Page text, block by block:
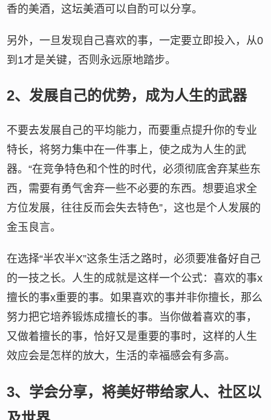
香的美酒，这坛美酒可以自酌可以分享。
另外，一旦发现自己喜欢的事，一定要立即投入，从0
到1才是关键，否则永远原地踏步。
2、发展自己的优势，成为人生的武器
不要去发展自己的平均能力，而要重点提升你的专业
特长，将努力集中在一件事上，使之成为人生的武
器。“在竞争特色和个性的时代，必须彻底舍弃某些东
西，需要有勇气舍弃一些不必要的东西。想要追求全
方位发展，往往反而会失去特色”，这也是个人发展的
金玉良言。
在选择“半农半X”这条生活之路时，必须要准备好自己
的一技之长。人生的成就是这样一个公式：喜欢的事x
擅长的事x重要的事。如果喜欢的事并非你擅长，那么
努力把它培养锻炼成擅长的事。当你做着喜欢的事，
又做着擅长的事，恰好又是重要的事时，这样的人生
效应会是怎样的放大，生活的幸福感会有多高。
3、学会分享，将美好带给家人、社区以